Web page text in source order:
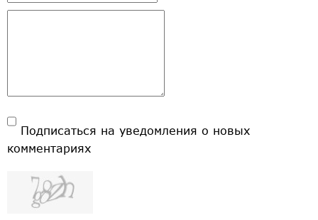
Подписаться на уведомления о новых
комментариях